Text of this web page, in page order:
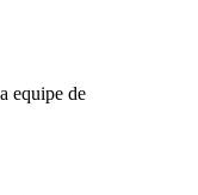
equipe de